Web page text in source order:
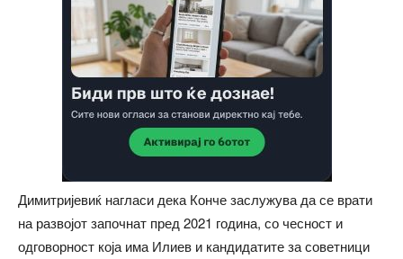
Димитријевиќ нагласи дека Конче заслужува да се врати
на развојот започнат пред 2021 година, со чесност и
одговорност која има Илиев и кандидатите за советници